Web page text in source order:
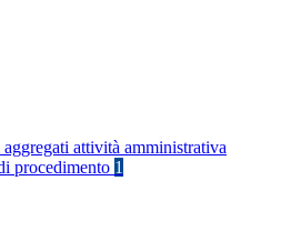
attività amministrativa
procedimento 1